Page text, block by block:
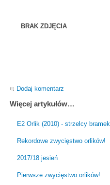
BRAK ZDJĘCIA
Dodaj komentarz
Więcej artykułów…
E2 Orlik (2010) - strzelcy bramek
Rekordowe zwycięstwo orlików!
2017/18 jesień
Pierwsze zwycięstwo orlików!